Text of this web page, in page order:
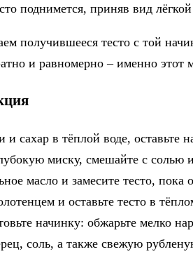
поднимется, приняв вид
получившееся тесто с той
и равномерно – именно этот
и сахар в тёплой воде,
миску, смешайте с солью
масло и замесите тесто,
и оставьте тесто в
начинку: обжарьте мелко
соль, а также свежую